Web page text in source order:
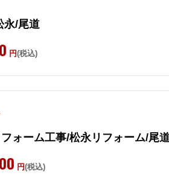
永/尾道
円(税込)
フォーム工事/松永リフォーム/尾
円(税込)